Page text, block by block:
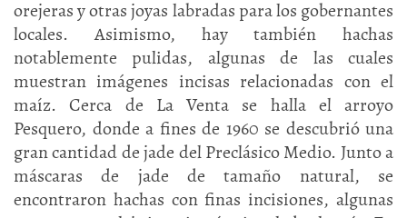
orejeras y otras joyas labradas para los gobernantes
locales. Asimismo, hay también hachas
notablemente pulidas, algunas de las cuales
muestran imágenes incisas relacionadas con el
maíz. Cerca de La Venta se halla el arroyo
Pesquero, donde a fines de 1960 se descubrió una
gran cantidad de jade del Preclásico Medio. Junto a
máscaras de jade de tamaño natural, se
encontraron hachas con finas incisiones, algunas